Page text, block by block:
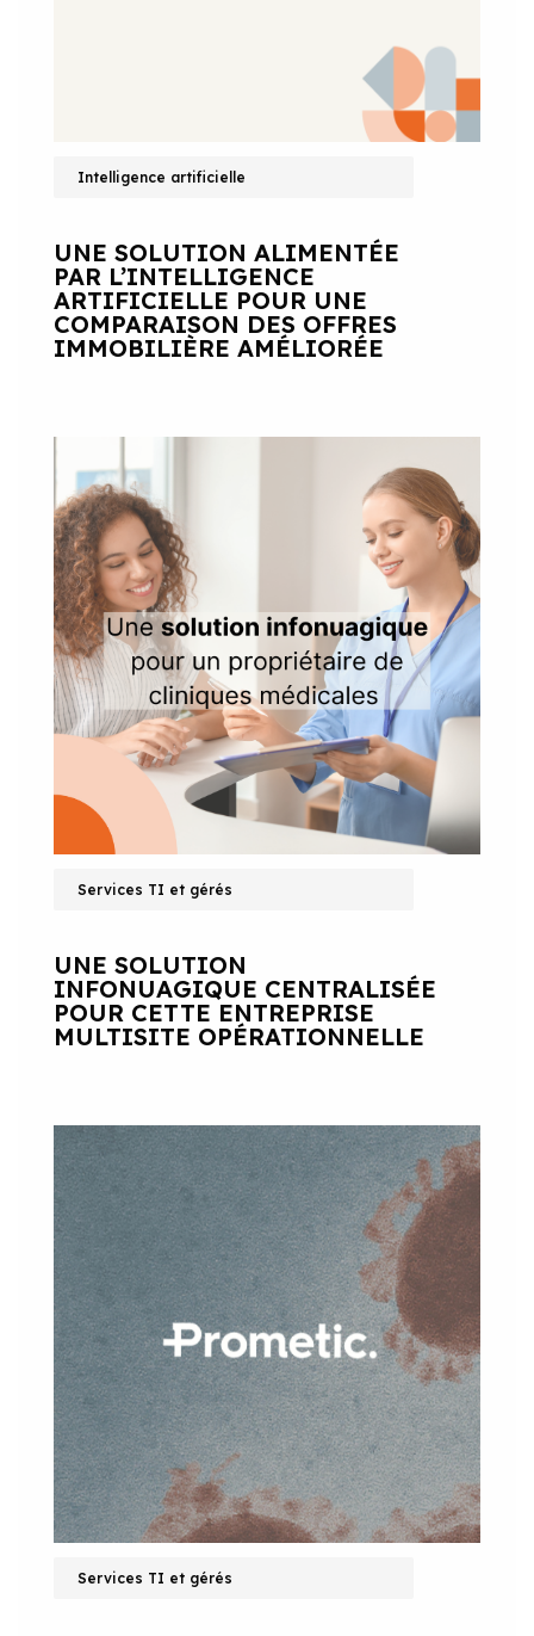
Intelligence artificielle
UNE SOLUTION ALIMENTÉE
PAR L’INTELLIGENCE
ARTIFICIELLE POUR UNE
COMPARAISON DES OFFRES
IMMOBILIÈRE AMÉLIORÉE
Services TI et gérés
UNE SOLUTION
INFONUAGIQUE CENTRALISÉE
POUR CETTE ENTREPRISE
MULTISITE OPÉRATIONNELLE
Services TI et gérés